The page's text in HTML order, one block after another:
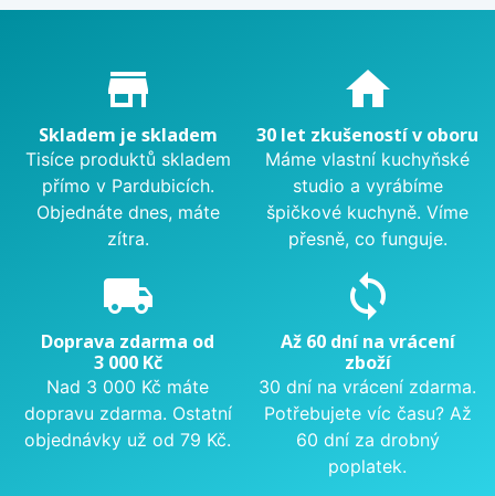
Proč nakupovat u nás?
store_mall_directory
Skladem je skladem
Tisíce produktů skladem
přímo v Pardubicích.
Objednáte dnes, máte
zítra.
home
30 let zkušeností v oboru
Máme vlastní kuchyňské
studio a vyrábíme
špičkové kuchyně. Víme
přesně, co funguje.
local_shipping
Doprava zdarma od
3 000 Kč
Nad 3 000 Kč máte
dopravu zdarma. Ostatní
objednávky už od 79 Kč.
sync
Až 60 dní na vrácení
zboží
30 dní na vrácení zdarma.
Potřebujete víc času? Až
60 dní za drobný
poplatek.